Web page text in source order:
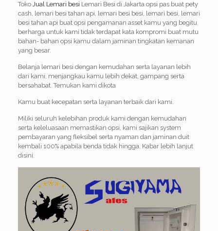
Toko Jual Lemari besi Lemari Besi di Jakarta opsi pas buat pety
cash, lemari besi tahan api, lemari besi besi, lemari besi, lemari
besi tahan api buat opsi pengamanan asset kamu yang begitu
berharga untuk kami tidak terdapat kata kompromi buat mutu
bahan- bahan opsi kamu dalam jaminan tingkatan kemanan
yang besar.
Belanja lemari besi dengan kemudahan serta layanan lebih
dari kami, menjangkau kamu lebih dekat, gampang serta
bersahabat. Temukan kami dikota
Kamu buat kecepatan serta layanan terbaik dari kami.
Miliki seluruh kelebihan produk kami dengan kemudahan
serta keleluasaan memastikan opsi, kami sajikan system
pembayaran yang fleksibel serta nyaman dan jaminan duit
kembali 100% apabila benda tidak hingga. Kabar lebih lanjut
disini.